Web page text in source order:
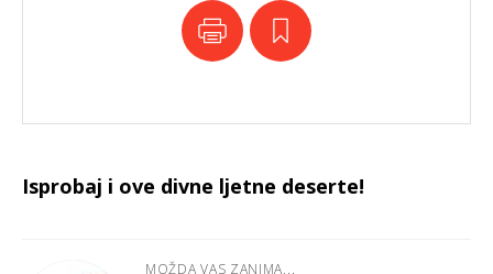
Isprobaj i ove divne ljetne deserte!
MOŽDA VAS ZANIMA...